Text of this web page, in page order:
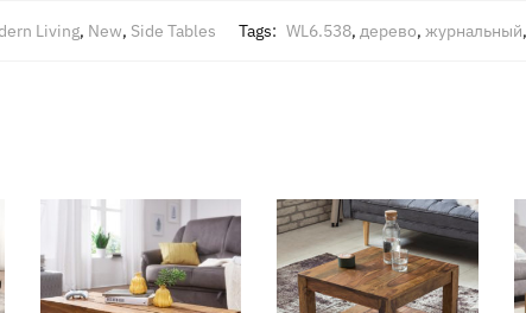
Living, New, Side Tables Tags: WL6.538, дерево, журнальный,